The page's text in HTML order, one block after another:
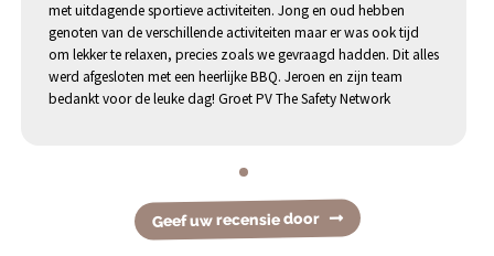
met uitdagende sportieve activiteiten. Jong en oud hebben
genoten van de verschillende activiteiten maar er was ook tijd
om lekker te relaxen, precies zoals we gevraagd hadden. Dit alles
werd afgesloten met een heerlijke BBQ. Jeroen en zijn team
bedankt voor de leuke dag! Groet PV The Safety Network
Geef uw recensie door